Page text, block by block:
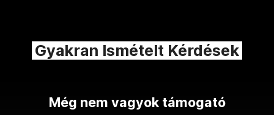
Gyakran Ismételt Kérdések
Még nem vagyok támogató